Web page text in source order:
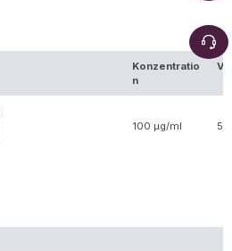
Konzentratio
n
100 µg/ml 5